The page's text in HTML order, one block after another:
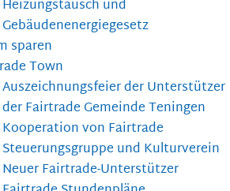
Heizungstausch und
Gebäudenenergiegesetz
sparen
Town
Auszeichnungsfeier der Unterstützer
der Fairtrade Gemeinde Teningen
Kooperation von Fairtrade
Steuerungsgruppe und Kulturverein
Neuer Fairtrade-Unterstützer